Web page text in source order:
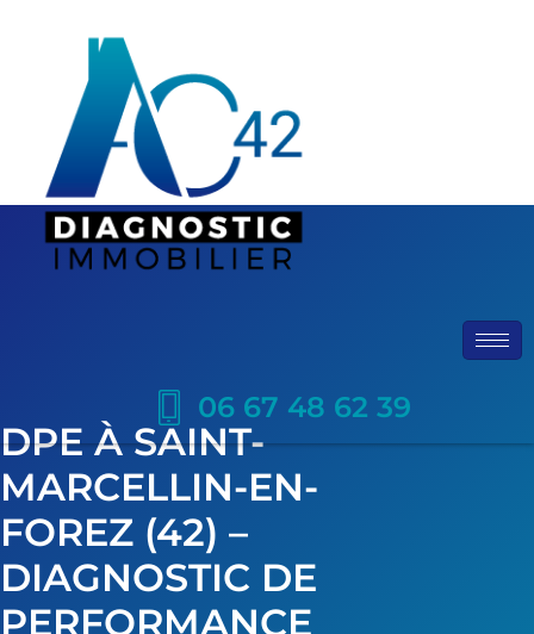
06 67 48 62 39
DPE À SAINT-
MARCELLIN-EN-
FOREZ (42) –
DIAGNOSTIC DE
PERFORMANCE